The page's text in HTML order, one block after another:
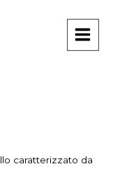
caratterizzato da